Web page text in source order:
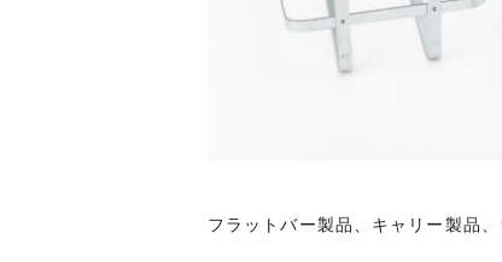
フラットバー製品、キャリー製品